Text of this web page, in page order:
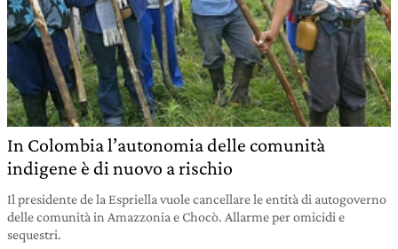
In Colombia l’autonomia delle comunità
indigene è di nuovo a rischio
Il presidente de la Espriella vuole cancellare le entità di autogoverno
delle comunità in Amazzonia e Chocò. Allarme per omicidi e
sequestri.